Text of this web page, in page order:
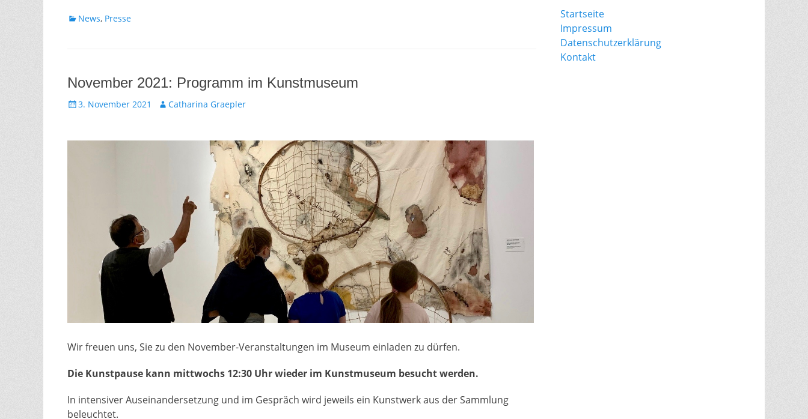
Kategorien
News, Presse
November 2021: Programm im Kunstmuseum
Gepostet
3. November 2021 AutorCatharina Graepler
Wir freuen uns, Sie zu den November-Veranstaltungen im Museum einladen zu dürfen.
Die Kunstpause kann mittwochs 12:30 Uhr wieder im Kunstmuseum besucht werden.
In intensiver Auseinandersetzung und im Gespräch wird jeweils ein Kunstwerk aus der Sammlung
beleuchtet.
Startseite
Impressum
Datenschutzerklärung
Kontakt